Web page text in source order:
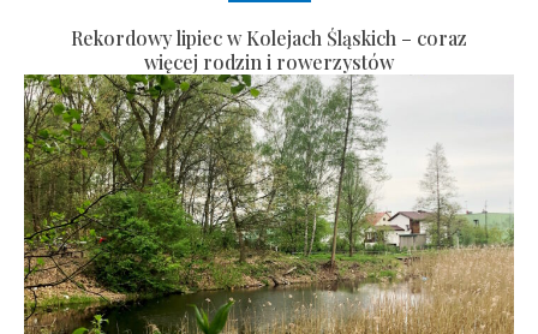
Rekordowy lipiec w Kolejach Śląskich – coraz
więcej rodzin i rowerzystów